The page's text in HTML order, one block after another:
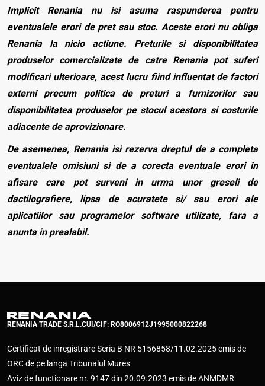
Implicit Renania nu isi asuma raspunderea pentru
eventualele erori de pret sau stoc. Aceste erori nu obliga
Renania la nicio actiune. Preturile si disponibilitatea
produselor comercializate de catre Renania pot suferi
modificari ulterioare, acest lucru fiind influentat de factori
externi precum politica de preturi a furnizorilor sau
disponibilitatea produselor pe stocul acestora si costurile
adiacente de aprovizionare.
De asemenea, Renania isi rezerva dreptul de a completa
eventualele omisiuni si de a corecta eventuale erori in
afisare care pot surveni in urma unor greseli de
dactilografiere, lipsa de acuratete si/ sau erori ale
aplicatiilor sau programelor software utilizate, fara a
anunta in prealabil.
RENANIA TRADE S.R.L.CUI/CIF: RO8006912J1995000822268
Certificat de inregistrare Seria B NR 5156858/11.02.2025 emis de
ORC de pe langa Tribunalul Mures
Aviz de functionare nr. 9147 din 20.09.2023 emis de ANMDMR